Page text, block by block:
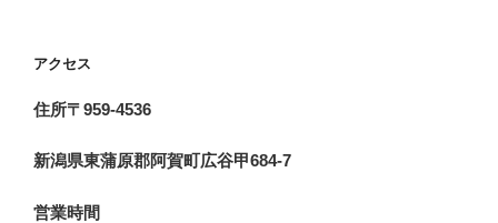
アクセス
住所〒959-4536
新潟県東蒲原郡阿賀町広谷甲684-7
営業時間